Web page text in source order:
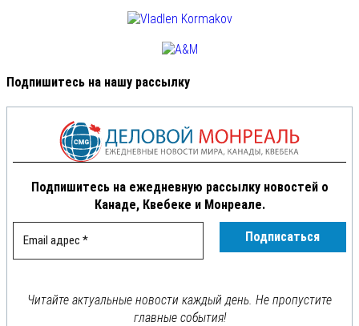
Подпишитесь на нашу рассылку
Подпишитесь на ежедневную рассылку новостей о
Канаде, Квебеке и Монреале.
Читайте актуальные новости каждый день. Не пропустите
главные события!